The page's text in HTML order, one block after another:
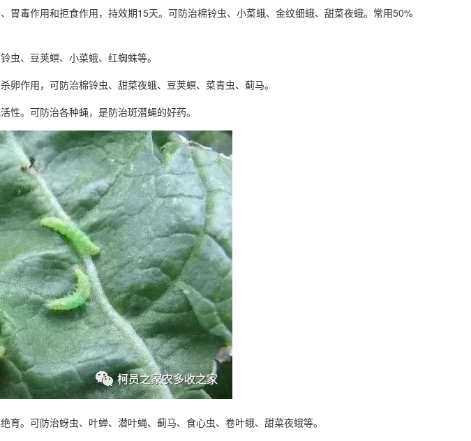
毒作用和拒食作用，持效期15天。可防治棉铃虫、小菜蛾、金纹细蛾、甜菜夜蛾。常用50%
、豆荚螟、小菜蛾、红蜘蛛等。
作用，可防治棉铃虫、甜菜夜蛾、豆荚螟、菜青虫、蓟马。
。可防治各种蝇，是防治斑潜蝇的好药。
。可防治蚜虫、叶蝉、潜叶蝇、蓟马、食心虫、卷叶蛾、甜菜夜蛾等。